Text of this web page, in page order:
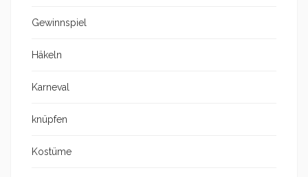
Gewinnspiel
Häkeln
Karneval
knüpfen
Kostüme